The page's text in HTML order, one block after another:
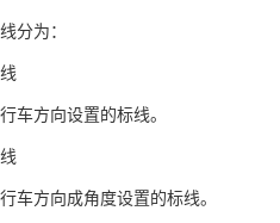
分为：
车方向设置的标线。
车方向成角度设置的标线。